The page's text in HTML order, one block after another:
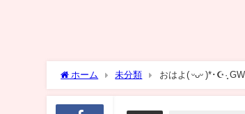
ホーム 未分類 おはよ( ᵕᴗᵕ )*･☪︎·̩͙